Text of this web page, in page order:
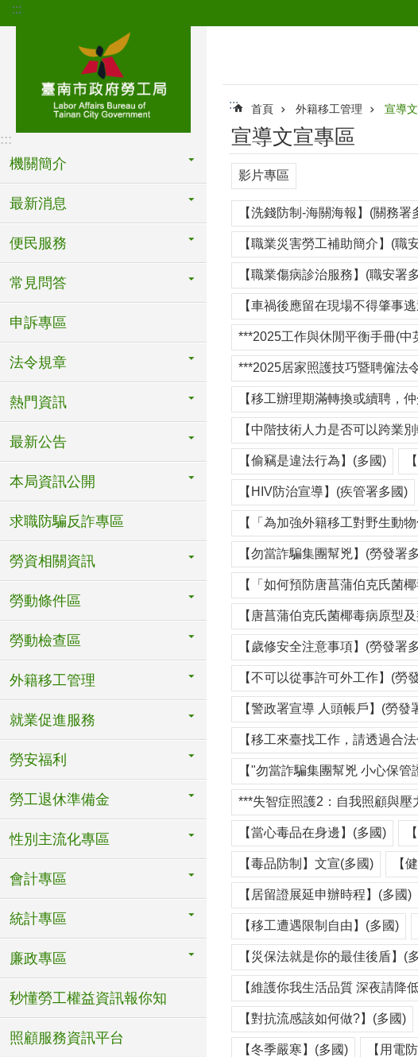
跳到主要內容區塊
:::
:::
機關簡介
最新消息
便民服務
常見問答
申訴專區
法令規章
熱門資訊
最新公告
本局資訊公開
求職防騙反詐專區
勞資相關資訊
勞動條件區
勞動檢查區
外籍移工管理
就業促進服務
勞安福利
勞工退休準備金
性別主流化專區
會計專區
統計專區
廉政專區
秒懂勞工權益資訊報你知
照顧服務資訊平台
::: 首頁 外籍移工管理 宣導
宣導文宣專區
影片專區
【洗錢防制-海關海報】(關務署
【職業災害勞工補助簡介】(職
【職業傷病診治服務】(職安署
【車禍後應留在現場不得肇事
***2025工作與休閒平衡手冊(中
***2025居家照護技巧暨聘僱法
【移工辦理期滿轉換或續聘，
【中階技術人力是否可以跨業
【偷竊是違法行為】(多國)
【HIV防治宣導】(疾管署多國)
【「為加強外籍移工對野生動
【勿當詐騙集團幫兇】(勞發署
【「如何預防唐菖蒲伯克氏菌
【唐菖蒲伯克氏菌椰毒病原型
【歲修安全注意事項】(勞發署
【不可以從事許可外工作】(勞
【警政署宣導 人頭帳戶】(勞發
【移工來臺找工作，請透過合
【"勿當詐騙集團幫兇 小心保
***失智症照護2：自我照顧與壓
【當心毒品在身邊】(多國)
【毒品防制】文宣(多國) 【
【居留證展延申辦時程】(多國)
【移工遭遇限制自由】(多國)
【災保法就是你的最佳後盾】(
【維護你我生活品質 深夜請降
【對抗流感該如何做?】(多國)
【冬季嚴寒】(多國) 【用電